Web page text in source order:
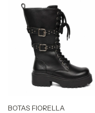
BOTAS FIORELLA